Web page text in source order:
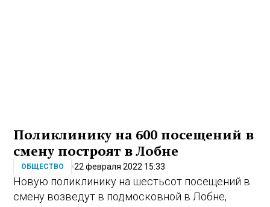
Поликлинику на 600 посещений в
смену построят в Лобне
ОБЩЕСТВО 22 февраля 2022 15:33
Новую поликлинику на шестьсот посещений в
смену возведут в подмосковной в Лобне,